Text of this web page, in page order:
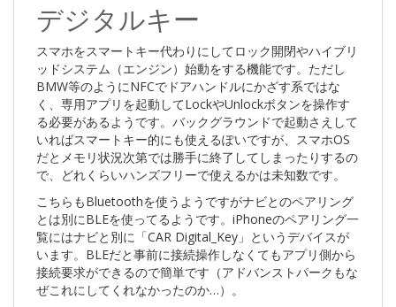
デジタルキー
スマホをスマートキー代わりにしてロック開閉やハイブリ
ッドシステム（エンジン）始動をする機能です。ただし
BMW等のようにNFCでドアハンドルにかざす系ではな
く、専用アプリを起動してLockやUnlockボタンを操作す
る必要があるようです。バックグラウンドで起動さえして
いればスマートキー的にも使えるぽいですが、スマホOS
だとメモリ状況次第では勝手に終了してしまったりするの
で、どれくらいハンズフリーで使えるかは未知数です。
こちらもBluetoothを使うようですがナビとのペアリング
とは別にBLEを使ってるようです。iPhoneのペアリング一
覧にはナビと別に「CAR Digital_Key」というデバイスが
います。BLEだと事前に接続操作しなくてもアプリ側から
接続要求ができるので簡単です（アドバンストパークもな
ぜこれにしてくれなかったのか…）。